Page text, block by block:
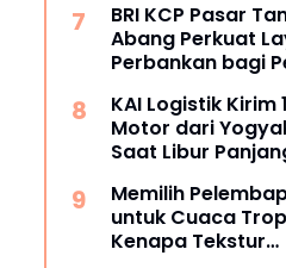
Komunitas
BRI KCP Pasar
Abang Perkuat
Perbankan bagi
Pusat Grosir
Indonesia
KAI Logistik Kirim
Motor dari
Saat Libur
Memilih
untuk Cuaca
Kenapa Tekstur